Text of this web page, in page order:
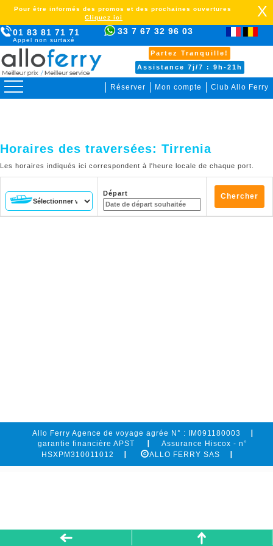
01 83 81 71 71
Appel non surtaxé
33 7 67 32 96 03
Partez Tranquille!
Assistance 7j/7 : 9h-21h
Réserver Mon compte Club Allo Ferry
Pour être informés des promos et des prochaines ouvertures
Cliquez ici
X
>
Horaires des traversées: Tirrenia
Les horaires indiqués ici correspondent à l'heure locale de chaque port.
Départ
Allo Ferry Agence de voyage agrée N° : IM091180003
garantie financière APST
Assurance Hiscox - n°
HSXPM310011012
ALLO FERRY SAS